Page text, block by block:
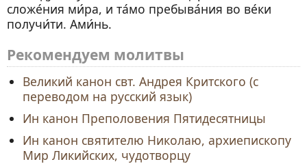
сложе́ния ми́ра, и та́мо пребыва́ния во ве́ки
получи́ти. Ами́нь.
Рекомендуем молитвы
Великий канон свт. Андрея Критского (с
переводом на русский язык)
Ин канон Преполовения Пятидесятницы
Ин канон святителю Николаю, архиепископу
Мир Ликийских, чудотворцу